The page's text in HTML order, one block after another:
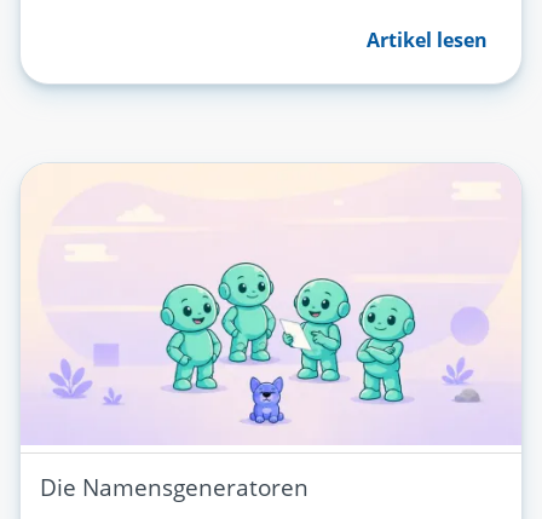
Artikel lesen
Die Namensgeneratoren